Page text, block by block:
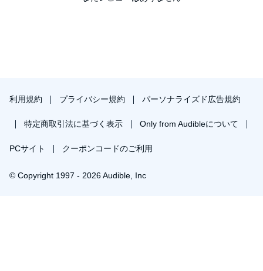
利用規約 プライバシー規約 パーソナライズド広告規約
特定商取引法に基づく表示 Only from Audibleについて
PCサイト クーポンコードのご利用
© Copyright 1997 - 2026 Audible, Inc